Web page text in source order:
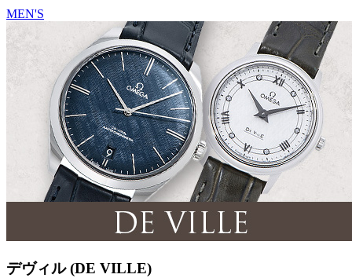
MEN'S
デヴィル (DE VILLE)